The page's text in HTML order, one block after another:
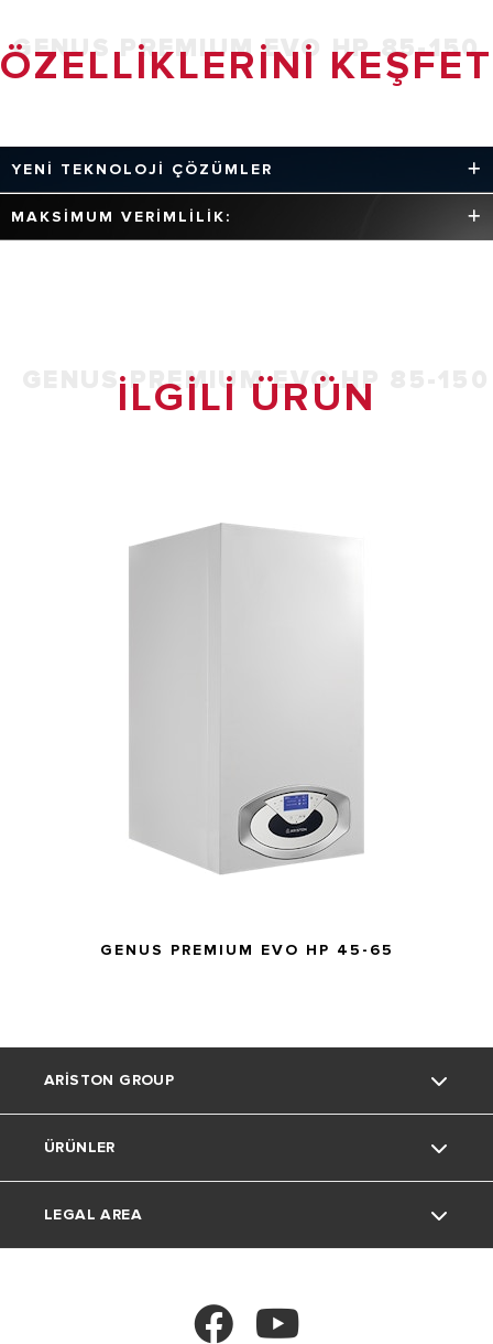
GENUS PREMIUM EVO HP 85-150
ÖZELLIKLERINI KEŞFET
YENİ TEKNOLOJİ ÇÖZÜMLER
Yeni 4'lü performans sistemi +
MAKSİMUM VERİMLİLİK:
GENUS PREMIUM EVO HP 85-150
ILGILI ÜRÜN
GENUS PREMIUM EVO HP 45-65
ARISTON GROUP
Ariston markası
Grup
ÜRÜNLER
Kombiler
LEGAL AREA